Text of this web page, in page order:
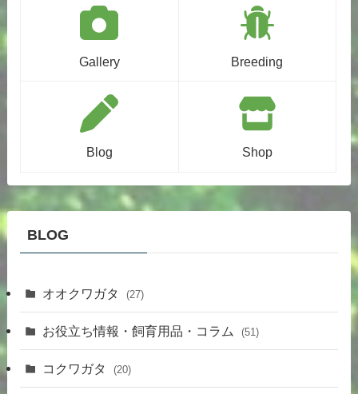
Gallery Breeding
Blog Shop
BLOG
オオクワガタ (27)
お役立ち情報・飼育用品・コラム (51)
コクワガタ (20)